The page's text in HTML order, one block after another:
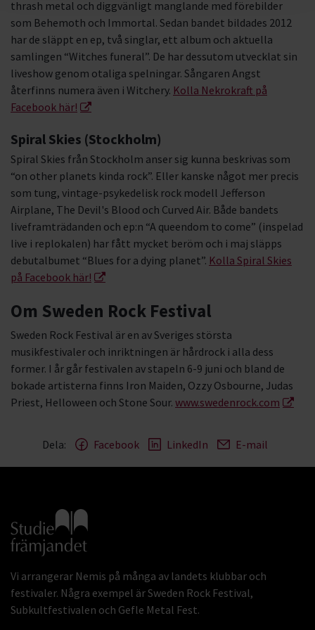
thrash metal och diggvänligt manglande med förebilder
som Behemoth och Immortal. Sedan bandet bildades 2012
har de släppt en ep, två singlar, ett album och aktuella
samlingen “Witches funeral”. De har dessutom utvecklat sin
liveshow genom otaliga spelningar. Sångaren Angst
återfinns numera även i Witchery. Kolla Nekrokraft på
Facebook här!
Spiral Skies (Stockholm)
Spiral Skies från Stockholm anser sig kunna beskrivas som
“on other planets kinda rock”. Eller kanske något mer precis
som tung, vintage-psykedelisk rock modell Jefferson
Airplane, The Devil's Blood och Curved Air. Både bandets
liveframträdanden och ep:n “A queendom to come” (inspelad
live i replokalen) har fått mycket beröm och i maj släpps
debutalbumet “Blues for a dying planet”. Kolla Spiral Skies
på Facebook här!
Om Sweden Rock Festival
Sweden Rock Festival är en av Sveriges största
musikfestivaler och inriktningen är hårdrock i alla dess
former. I år går festivalen av stapeln 6-9 juni och bland de
bokade artisterna finns Iron Maiden, Ozzy Osbourne, Judas
Priest, Helloween och Stone Sour. www.swedenrock.com
Dela: Facebook LinkedIn E-mail
Gå till studiefrämjandets startsida
Vi arrangerar Nemis på många av landets klubbar och
festivaler. Några exempel är Sweden Rock Festival,
Subkultfestivalen och Gefle Metal Fest.